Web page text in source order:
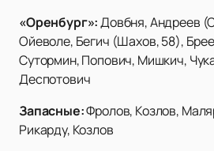
«Оренбург»:Довбня, Андреев
Ойеволе, Бегич (Шахов, 58),
Сутормин, Попович, Мишкич,
Деспотович
Запасные:Фролов, Козлов,
Рикарду, Козлов